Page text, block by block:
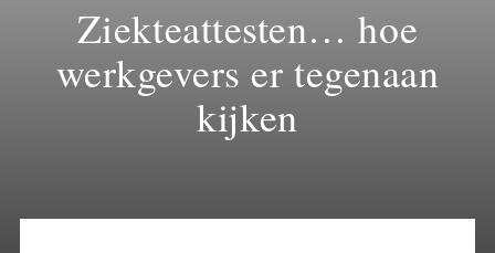
Ziekteattesten… hoe
werkgevers er tegenaan
kijken